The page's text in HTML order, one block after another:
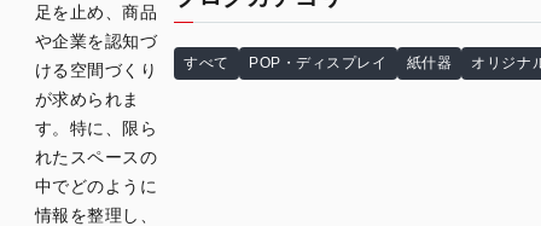
足を止め、商品
や企業を認知づ
ける空間づくり
が求められま
す。特に、限ら
れたスペースの
中でどのように
情報を整理し、
すべて POP・ディスプレイ 紙什器 オリジナ